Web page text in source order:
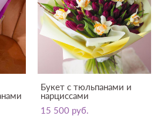
Букет с тюльпанами и
нарциссами
15 500 pуб.